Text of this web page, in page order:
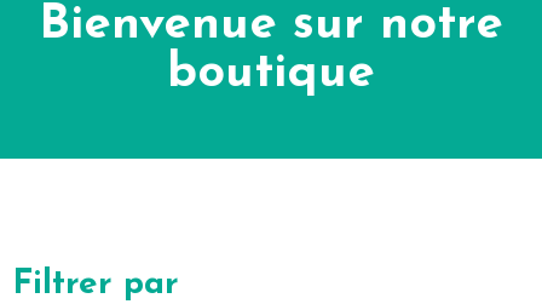
Bienvenue sur notre
boutique
Filtrer par